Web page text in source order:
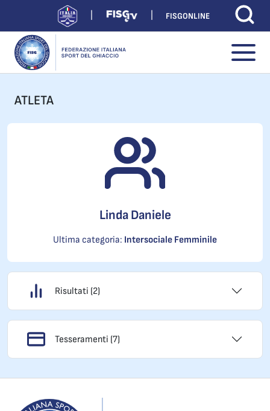
FISGONLINE
ATLETA
Linda Daniele
Ultima categoria: Intersociale Femminile
Risultati (2)
Tesseramenti (7)